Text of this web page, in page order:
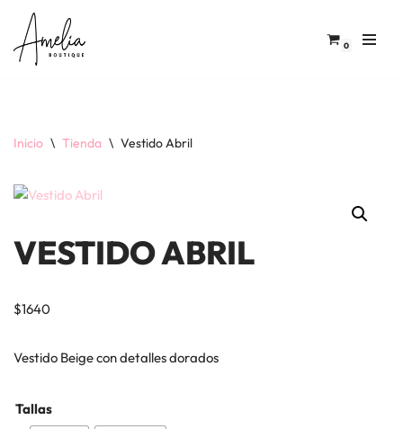
Saltar
0
Inicio \ Tienda \ Vestido Abril
VESTIDO ABRIL
$1640
Vestido Beige con detalles dorados
Tallas